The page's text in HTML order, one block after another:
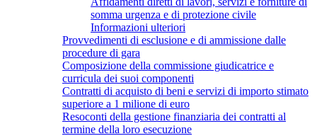
somma urgenza e di protezione civile
Informazioni ulteriori
Provvedimenti di esclusione e di ammissione dalle
procedure di gara
Composizione della commissione giudicatrice e
curricula dei suoi componenti
Contratti di acquisto di beni e servizi di importo stimato
superiore a 1 milione di euro
Resoconti della gestione finanziaria dei contratti al
termine della loro esecuzione